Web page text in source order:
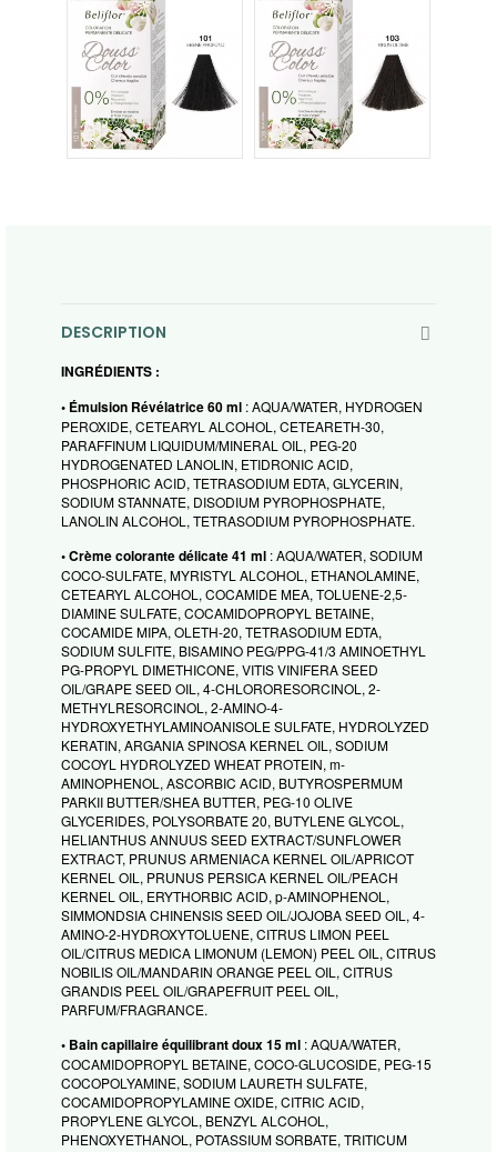
DESCRIPTION
INGRÉDIENTS :
• Émulsion Révélatrice 60 ml : AQUA/WATER, HYDROGEN
PEROXIDE, CETEARYL ALCOHOL, CETEARETH-30,
PARAFFINUM LIQUIDUM/MINERAL OIL, PEG-20
HYDROGENATED LANOLIN, ETIDRONIC ACID,
PHOSPHORIC ACID, TETRASODIUM EDTA, GLYCERIN,
SODIUM STANNATE, DISODIUM PYROPHOSPHATE,
LANOLIN ALCOHOL, TETRASODIUM PYROPHOSPHATE.
• Crème colorante délicate 41 ml : AQUA/WATER, SODIUM
COCO-SULFATE, MYRISTYL ALCOHOL, ETHANOLAMINE,
CETEARYL ALCOHOL, COCAMIDE MEA, TOLUENE-2,5-
DIAMINE SULFATE, COCAMIDOPROPYL BETAINE,
COCAMIDE MIPA, OLETH-20, TETRASODIUM EDTA,
SODIUM SULFITE, BISAMINO PEG/PPG-41/3 AMINOETHYL
PG-PROPYL DIMETHICONE, VITIS VINIFERA SEED
OIL/GRAPE SEED OIL, 4-CHLORORESORCINOL, 2-
METHYLRESORCINOL, 2-AMINO-4-
HYDROXYETHYLAMINOANISOLE SULFATE, HYDROLYZED
KERATIN, ARGANIA SPINOSA KERNEL OIL, SODIUM
COCOYL HYDROLYZED WHEAT PROTEIN, m-
AMINOPHENOL, ASCORBIC ACID, BUTYROSPERMUM
PARKII BUTTER/SHEA BUTTER, PEG-10 OLIVE
GLYCERIDES, POLYSORBATE 20, BUTYLENE GLYCOL,
HELIANTHUS ANNUUS SEED EXTRACT/SUNFLOWER
EXTRACT, PRUNUS ARMENIACA KERNEL OIL/APRICOT
KERNEL OIL, PRUNUS PERSICA KERNEL OIL/PEACH
KERNEL OIL, ERYTHORBIC ACID, p-AMINOPHENOL,
SIMMONDSIA CHINENSIS SEED OIL/JOJOBA SEED OIL, 4-
AMINO-2-HYDROXYTOLUENE, CITRUS LIMON PEEL
OIL/CITRUS MEDICA LIMONUM (LEMON) PEEL OIL, CITRUS
NOBILIS OIL/MANDARIN ORANGE PEEL OIL, CITRUS
GRANDIS PEEL OIL/GRAPEFRUIT PEEL OIL,
PARFUM/FRAGRANCE.
• Bain capillaire équilibrant doux 15 ml : AQUA/WATER,
COCAMIDOPROPYL BETAINE, COCO-GLUCOSIDE, PEG-15
COCOPOLYAMINE, SODIUM LAURETH SULFATE,
COCAMIDOPROPYLAMINE OXIDE, CITRIC ACID,
PROPYLENE GLYCOL, BENZYL ALCOHOL,
PHENOXYETHANOL, POTASSIUM SORBATE, TRITICUM